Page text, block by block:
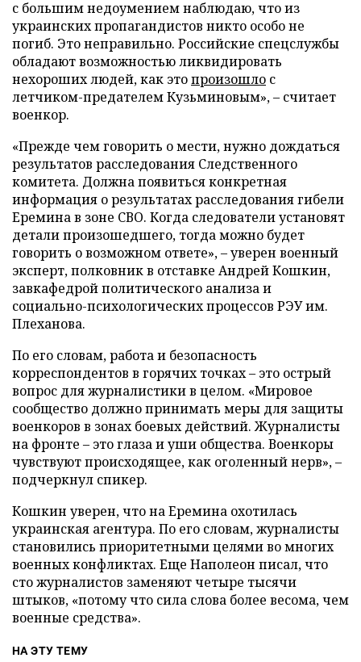
с большим недоумением наблюдаю, что из
украинских пропагандистов никто особо не
погиб. Это неправильно. Российские спецслужбы
обладают возможностью ликвидировать
нехороших людей, как этопроизошло с
летчиком-предателем Кузьминовым», – считает
военкор.
«Прежде чем говорить о мести, нужно дождаться
результатов расследования Следственного
комитета. Должна появиться конкретная
информация о результатах расследования гибели
Еремина в зоне СВО. Когда следователи установят
детали произошедшего, тогда можно будет
говорить о возможном ответе», – уверен военный
эксперт, полковник в отставке Андрей Кошкин,
завкафедрой политического анализа и
социально-психологических процессов РЭУ им.
Плеханова.
По его словам, работа и безопасность
корреспондентов в горячих точках – это острый
вопрос для журналистики в целом. «Мировое
сообщество должно принимать меры для защиты
военкоров в зонах боевых действий. Журналисты
на фронте – это глаза и уши общества. Военкоры
чувствуют происходящее, как оголенный нерв», –
подчеркнул спикер.
Кошкин уверен, что на Еремина охотилась
украинская агентура. По его словам, журналисты
становились приоритетными целями во многих
военных конфликтах. Еще Наполеон писал, что
сто журналистов заменяют четыре тысячи
штыков, «потому что сила слова более весома, чем
военные средства».
НА ЭТУ ТЕМУ